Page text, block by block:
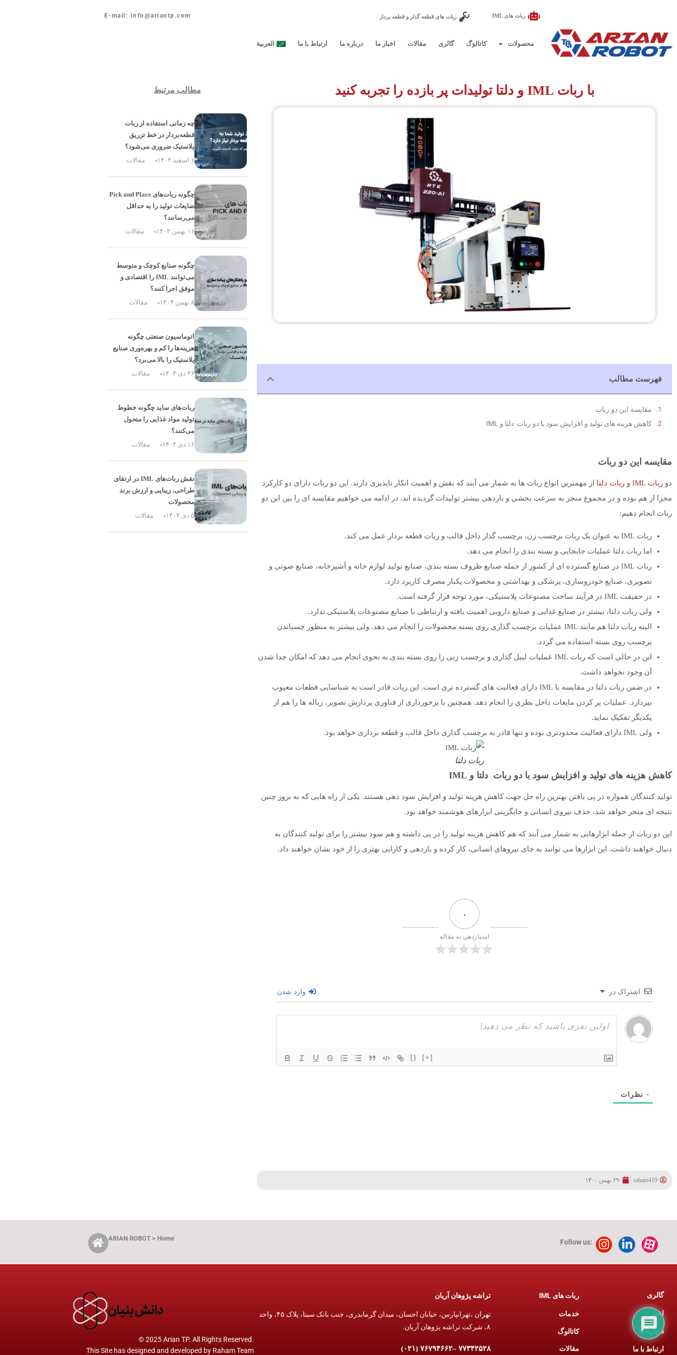
ربات های IML ربات های قطعه گذار و قطعه بردار E-mail: Info@ariantp.com
محصولات کاتالوگ گالری مقالات اخبار ما درباره ما ارتباط با ما العربية
با ربات IML و دلتا تولیدات پر بازده را تجربه کنید
فهرست مطالب
مقایسه این دو ربات
کاهش هزینه های تولید و افزایش سود با دو ربات دلتا و IML
مقایسه این دو ربات
دو ربات IML و ربات دلتا از مهمترین انواع ربات ها به شمار می آیند که نقش و اهمیت انکار ناپذیری دارند. این دو ربات دارای دو کارکرد
مجزا از هم بوده و در مجموع منجر به سرعت بخشی و بازدهی بیشتر تولیدات گردیده اند. در ادامه می خواهیم مقایسه ای را بین این دو
ربات انجام دهیم:
ربات IML به عنوان یک ربات برچسب زن، برچسب گذار داخل قالب و ربات قطعه بردار عمل می کند.
اما ربات دلتا عملیات جابجایی و بسته بندی را انجام می دهد.
ربات IML در صنایع گسترده ای از کشور از جمله صنایع ظروف بسته بندی، صنایع تولید لوازم خانه و آشپزخانه، صنایع صوتی و
تصویری، صنایع خودروسازی، پزشکی و بهداشتی و محصولات یکبار مصرف کاربرد دارد.
در حقیقت IML در فرآیند ساخت مصنوعات پلاستیکی، مورد توجه قرار گرفته است.
ولی ربات دلتا، بیشتر در صنایع غذایی و صنایع دارویی اهمیت یافته و ارتباطی با صنایع مصنوعات پلاستیکی ندارد.
البته ربات دلتا هم مانند IML عملیات برچسب گذاری روی بسته محصولات را انجام می دهد. ولی بیشتر به منظور چسباندن
برچسب روی بسته استفاده می گردد.
این در حالی است که ربات IML عملیات لیبل گذاری و برچسب زنی را روی بسته بندی به نحوی انجام می دهد که امکان جدا شدن
آن وجود نخواهد داشت.
در ضمن ربات دلتا در مقایسه با IML دارای فعالیت های گسترده تری است. این ربات قادر است به شناسایی قطعات معیوب
بپردازد. عملیات پر کردن مایعات داخل بطری را انجام دهد. همچنین با برخورداری از فناوری پردازش تصویر، زباله ها را هم از
یکدیگر تفکیک نماید.
ولی IML دارای فعالیت محدودتری بوده و تنها قادر به برچسب گذاری داخل قالب و قطعه برداری خواهد بود.
ربات دلتا
کاهش هزینه های تولید و افزایش سود با دو ربات دلتا و IML
تولید کنندگان همواره در پی یافتن بهترین راه حل جهت کاهش هزینه تولید و افزایش سود دهی هستند. یکی از راه هایی که به بروز چنین
نتیجه ای منجر خواهد شد، حذف نیروی انسانی و جایگزینی ابزارهای هوشمند خواهد بود.
این دو ربات از جمله ابزارهایی به شمار می آیند که هم کاهش هزینه تولید را در پی داشته و هم سود بیشتر را برای تولید کنندگان به
دنبال خواهند داشت. این ابزارها می توانند به جای نیروهای انسانی، کار کرده و بازدهی و کارایی بهتری را از خود نشان خواهند داد.
۰
امتیازدهی به مقاله
اشتراک در وارد شدن
{} [+]
۰ نظرات
raham419 ۲۹ بهمن ۱۴۰۰
مطالب مرتبط
چه زمانی استفاده از ربات
قطعه‌بردار در خط تزریق
پلاستیک ضروری می‌شود؟
۶ اسفند ۱۴۰۴
مقالات
چگونه ربات‌های Pick and Place
ضایعات تولید را به حداقل
می‌رسانند؟
۱۶ بهمن ۱۴۰۴
مقالات
چگونه صنایع کوچک و متوسط
می‌توانند IML را اقتصادی و
موفق اجرا کنند؟
۸ بهمن ۱۴۰۴
مقالات
اتوماسیون صنعتی چگونه
هزینه‌ها را کم و بهره‌وری صنایع
پلاستیک را بالا می‌برد؟
۲۶ دی ۱۴۰۴
مقالات
ربات‌های ساید چگونه خطوط
تولید مواد غذایی را متحول
می‌کنند؟
۱۶ دی ۱۴۰۴
مقالات
نقش ربات‌های IML در ارتقای
طراحی، زیبایی و ارزش برند
محصولات
۵ دی ۱۴۰۴
مقالات
Follow us:
ARIAN ROBOT > Home
گالری
اخبار
درباره ما
ارتباط با ما
ربات های IML
خدمات
کاتالوگ
مقالات
تراشه پژوهان آریان
تهران ،تهرانپارس، خیابان احسان، میدان گرمابدری، جنب بانک سینا، پلاک ۴۵، واحد
۸، شرکت تراشه پژوهان آریان.
۷۷۳۴۲۵۲۸ –۷۶۷۹۴۶۶۲ (۰۲۱)
© 2025 Arian TP. All Rights Reserved.
This Site has designed and developed by Raham Team